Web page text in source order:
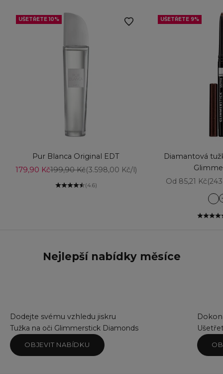
UŠETŘETE 10%
Pur Blanca Original EDT
Prodejní cena
179,90 KčBěžná cena
199,90 Kč(3.598,00 Kč/l)
(4.6)
UŠETŘETE 9%
Diamantová
Prodejní cena
Od 85,21 Kč
Nejlepší nabídky měsíce
Dodejte svému vzhledu jiskru
Tužka na oči Glimmerstick Diamonds
OBJEVIT NABÍDKU